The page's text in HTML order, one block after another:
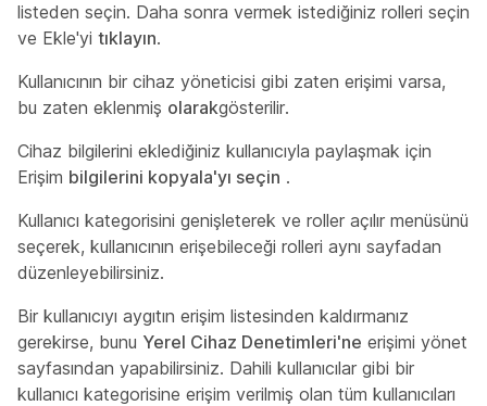
listeden seçin. Daha sonra vermek istediğiniz rolleri seçin
ve Ekle'yi tıklayın.
Kullanıcının bir cihaz yöneticisi gibi zaten erişimi varsa,
bu zaten eklenmiş olarakgösterilir.
Cihaz bilgilerini eklediğiniz kullanıcıyla paylaşmak için
Erişim bilgilerini kopyala'yı seçin .
Kullanıcı kategorisini genişleterek ve roller açılır menüsünü
seçerek, kullanıcının erişebileceği rolleri aynı sayfadan
düzenleyebilirsiniz.
Bir kullanıcıyı aygıtın erişim listesinden kaldırmanız
gerekirse, bunu Yerel Cihaz Denetimleri'ne erişimi yönet
sayfasından yapabilirsiniz. Dahili kullanıcılar gibi bir
kullanıcı kategorisine erişim verilmiş olan tüm kullanıcıları